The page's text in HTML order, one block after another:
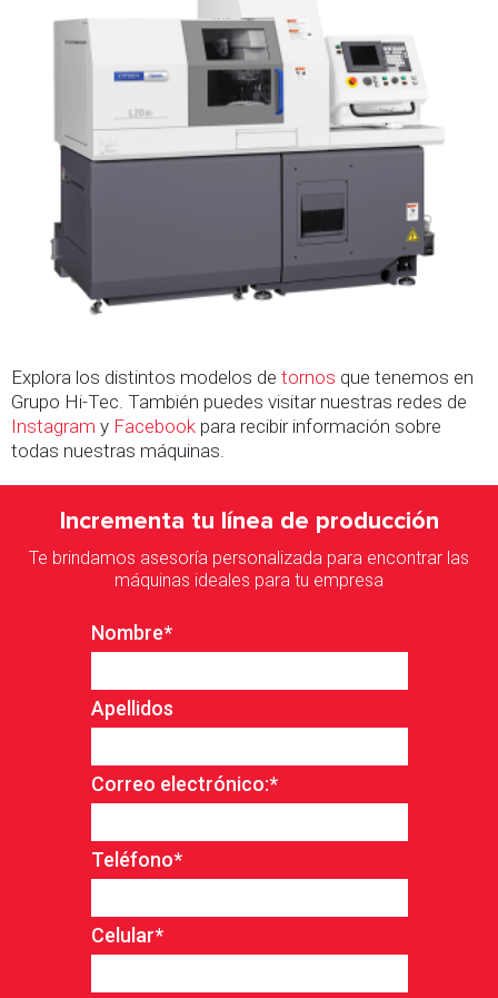
Explora los distintos modelos de tornos que tenemos en
Grupo Hi-Tec. También puedes visitar nuestras redes de
Instagram y Facebook para recibir información sobre
todas nuestras máquinas.
Incrementa tu línea de producción
Te brindamos asesoría personalizada para encontrar las
máquinas ideales para tu empresa
Nombre*
Apellidos
Correo electrónico:*
Teléfono*
Celular*